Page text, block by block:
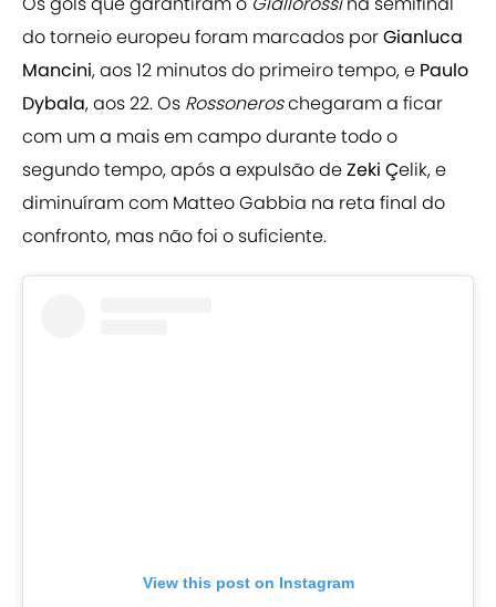
do torneio europeu foram marcados porGianluca
Mancini, aos 12 minutos do primeiro tempo, e Paulo
Dybala, aos 22. Os Rossoneroschegaram a ficar
com um a mais em campo durante todo o
segundo tempo, após a expulsão deZeki Çelik, e
diminuíram com Matteo Gabbia na reta final do
confronto, mas não foi o suficiente.
View this post on Instagram